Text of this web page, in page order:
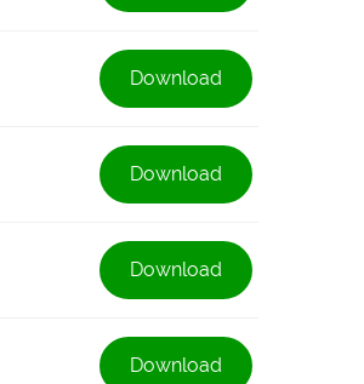
Download
Download
Download
Download